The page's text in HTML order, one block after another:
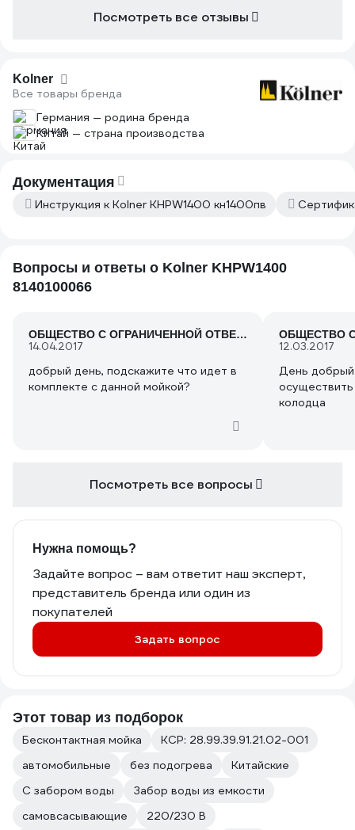
Посмотреть все отзывы
Kolner
Все товары бренда
Германия — родина бренда
Китай — страна производства
Документация
Инструкция к Kolner KHPW1400 кн1400пв
Вопросы и ответы о Kolner KHPW1400
8140100066
ОБЩЕСТВО С ОГРАНИЧЕННОЙ ОТВЕТСТВЕННОСТЬЮ &quot;МАСТЕРОК&quot;
14.04.2017
добрый день, подскажите что идет в
комплекте с данной мойкой?
12.03.2017
День
колодца
Посмотреть все вопросы
Нужна помощь?
Задайте вопрос – вам ответит наш эксперт,
представитель бренда или один из
покупателей
Задать вопрос
Этот товар из подборок
Бесконтактная мойка
КСР: 28.99.39.91.21.02-001
автомобильные
без подогрева
Китайские
С забором воды
Забор воды из емкости
самовсасывающие
220/230 В